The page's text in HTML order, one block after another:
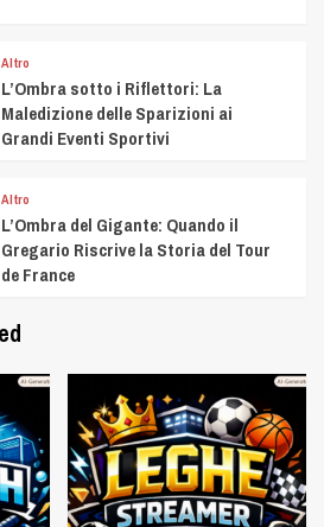
Altro
L’Ombra sotto i Riflettori: La
Maledizione delle Sparizioni ai
Grandi Eventi Sportivi
Altro
L’Ombra del Gigante: Quando il
Gregario Riscrive la Storia del Tour
de France